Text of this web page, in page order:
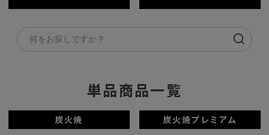
単品商品一覧
炭火焼 炭火焼プレミアム